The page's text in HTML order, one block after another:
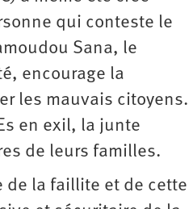
qui conteste le
Sana, le
encourage la
les mauvais citoyens.
en exil, la junte
de leurs familles.
de la faillite et de cette